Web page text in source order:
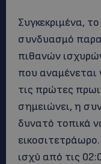
Συγκεκριμένα,
συνδυασμό
πιθανών
που αναμένεται
τις πρώτες
σημειώνει, η
δυνατό τοπικά
ισχύ από τις